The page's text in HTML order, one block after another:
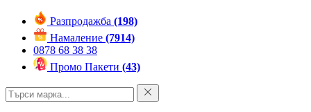
Разпродажба (198)
Намаление (7914)
0878 68 38 38
Промо Пакети (43)